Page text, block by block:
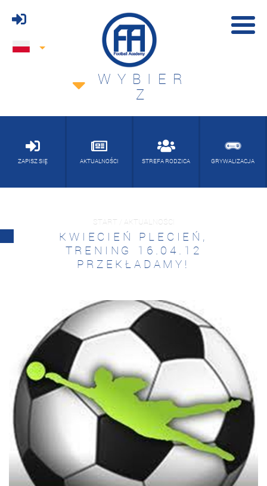
WYBIER
Z
ZAPISZ SIĘ AKTUALNOŚCI STREFA RODZICA GRYWALIZACJA
START / AKTUALNOŚCI
KWIECIEŃ PLECIEŃ,
TRENING 16.04.12
PRZEKŁADAMY!